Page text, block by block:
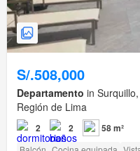
S/.508,000
Departamento in
Región de Lima
2 2 58 m²